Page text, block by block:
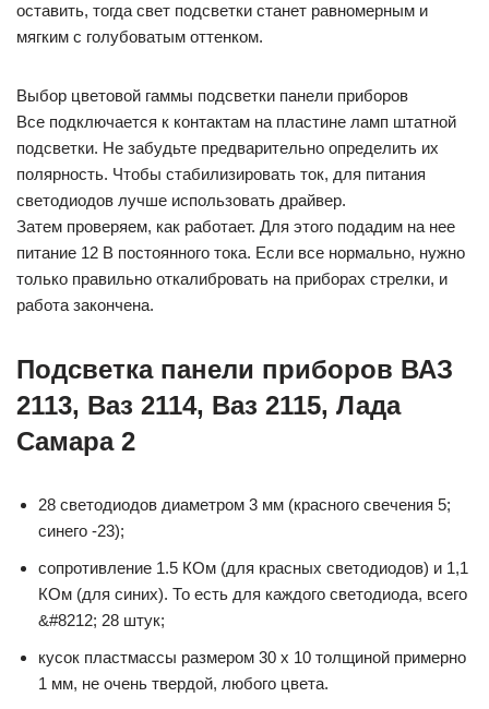
оставить, тогда свет подсветки станет равномерным и
мягким с голубоватым оттенком.
Выбор цветовой гаммы подсветки панели приборов
Все подключается к контактам на пластине ламп штатной
подсветки. Не забудьте предварительно определить их
полярность. Чтобы стабилизировать ток, для питания
светодиодов лучше использовать драйвер.
Затем проверяем, как работает. Для этого подадим на нее
питание 12 В постоянного тока. Если все нормально, нужно
только правильно откалибровать на приборах стрелки, и
работа закончена.
Подсветка панели приборов ВАЗ
2113, Ваз 2114, Ваз 2115, Лада
Самара 2
28 светодиодов диаметром 3 мм (красного свечения 5;
синего -23);
сопротивление 1.5 КОм (для красных светодиодов) и 1,1
КОм (для синих). То есть для каждого светодиода, всего
&#8212; 28 штук;
кусок пластмассы размером 30 х 10 толщиной примерно
1 мм, не очень твердой, любого цвета.